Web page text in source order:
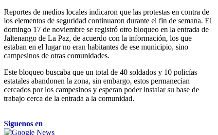
Reportes de medios locales indicaron que las protestas en contra de
los elementos de seguridad continuaron durante el fin de semana. El
domingo 17 de noviembre se registró otro bloqueo en la entrada de
Jaltenango de La Paz, de acuerdo con la información, los que
estaban en el lugar no eran habitantes de ese municipio, sino
campesinos de otras comunidades.
Este bloqueo buscaba que un total de 40 soldados y 10 policías
estatales abandonen la zona, sin embargo, estos permanecían
cercados por los campesinos y esperan poder instalar su base de
trabajo cerca de la entrada a la comunidad.
Siguenos en